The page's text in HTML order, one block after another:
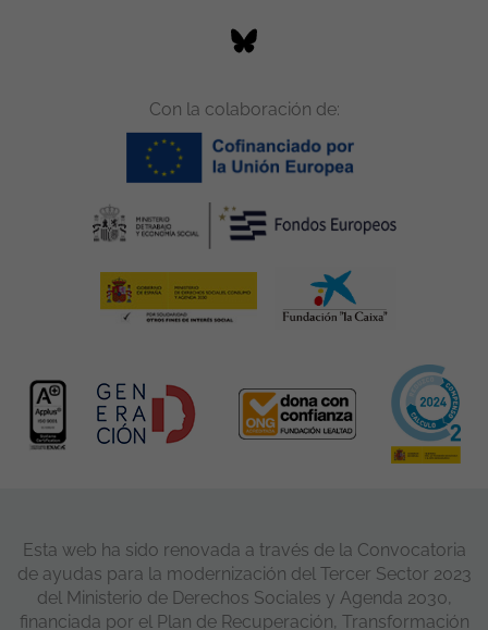
Con la colaboración de:
Esta web ha sido renovada a través de la Convocatoria
de ayudas para la modernización del Tercer Sector 2023
del Ministerio de Derechos Sociales y Agenda 2030,
financiada por el Plan de Recuperación, Transformación